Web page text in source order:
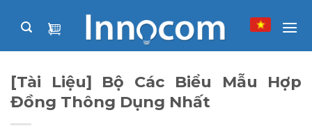
[Tài Liệu] Bộ Các Biểu Mẫu Hợp
Đồng Thông Dụng Nhất